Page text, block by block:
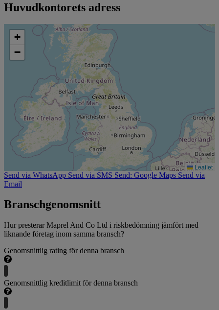
Huvudkontorets adress
+
−
Leaflet
Send via WhatsApp Send via SMS Send: Google Maps Send via
Email
Branschgenomsnitt
Hur presterar Maprel And Co Ltd i riskbedömning jämfört med
liknande företag inom samma bransch?
Genomsnittlig rating för denna bransch
Genomsnittlig kreditlimit för denna bransch